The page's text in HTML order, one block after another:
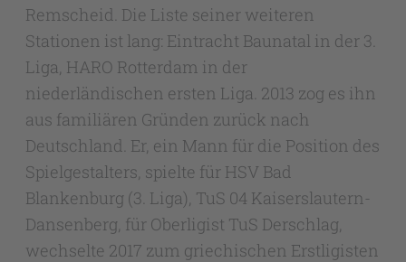
Remscheid. Die Liste seiner weiteren
Stationen ist lang: Eintracht Baunatal in der 3.
Liga, HARO Rotterdam in der
niederländischen ersten Liga. 2013 zog es ihn
aus familiären Gründen zurück nach
Deutschland. Er, ein Mann für die Position des
Spielgestalters, spielte für HSV Bad
Blankenburg (3. Liga), TuS 04 Kaiserslautern-
Dansenberg, für Oberligist TuS Derschlag,
wechselte 2017 zum griechischen Erstligisten